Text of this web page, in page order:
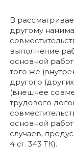
В
другому
выполнение
основной
того же
другого
(внешнее
трудового
основной
случаев,
4 ст. 343 ТК).